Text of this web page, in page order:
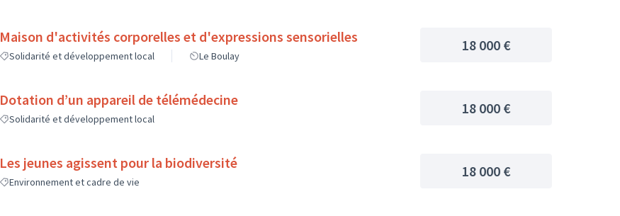
Maison d'activités corporelles et d'expressions sensorielles
Solidarité et développement local Le Boulay
18 000 €
Dotation d’un appareil de télémédecine
Solidarité et développement local
18 000 €
Les jeunes agissent pour la biodiversité
Environnement et cadre de vie
18 000 €